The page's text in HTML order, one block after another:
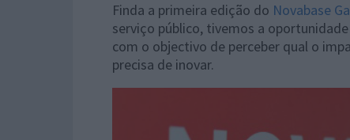
Finda a primeira edição do Novabase
serviço público, tivemos a
com o objectivo de perceber qual o
precisa de inovar.